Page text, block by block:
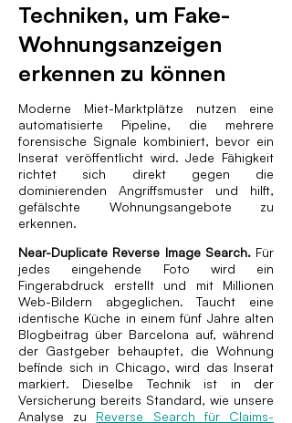
Techniken, um Fake-
Wohnungsanzeigen
erkennen zu können
Moderne Miet-Marktplätze nutzen eine
automatisierte Pipeline, die mehrere
forensische Signale kombiniert, bevor ein
Inserat veröffentlicht wird. Jede Fähigkeit
richtet sich direkt gegen die
dominierenden Angriffsmuster und hilft,
gefälschte Wohnungsangebote zu
erkennen.
Near-Duplicate Reverse Image Search.Für
jedes eingehende Foto wird ein
Fingerabdruck erstellt und mit Millionen
Web-Bildern abgeglichen. Taucht eine
identische Küche in einem fünf Jahre alten
Blogbeitrag über Barcelona auf, während
der Gastgeber behauptet, die Wohnung
befinde sich in Chicago, wird das Inserat
markiert. Dieselbe Technik ist in der
Versicherung bereits Standard, wie unsere
Analyse zu Reverse Search für Claims-